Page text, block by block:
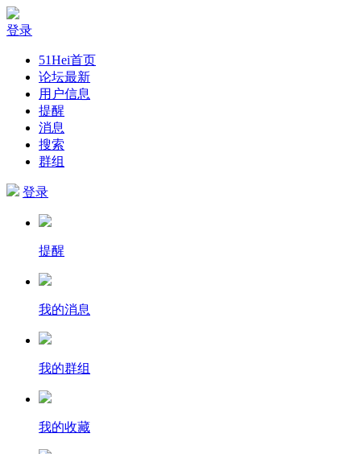
登录
51Hei首页
论坛最新
用户信息
提醒
消息
搜索
群组
登录
提醒
我的消息
我的群组
我的收藏